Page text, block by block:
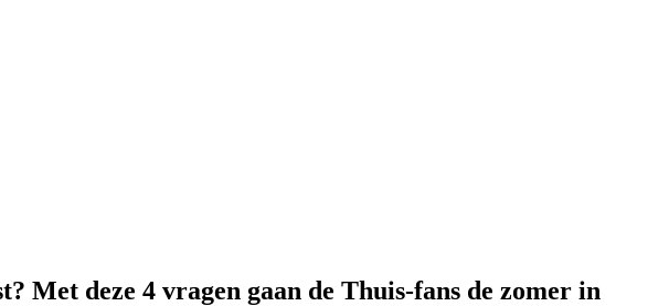
Met deze 4 vragen gaan de Thuis-fans de zomer in